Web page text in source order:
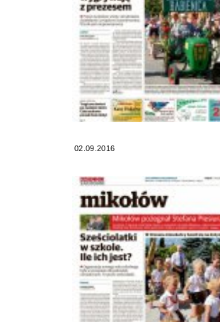
02.09.2016